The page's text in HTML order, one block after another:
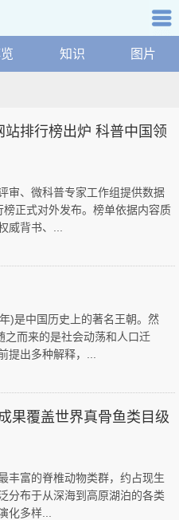
航
知识 图片
排行榜出炉 科普中国领
审、微科普专家工作组提供数据
正式对外发布。榜单依据内容质
威背书、...
)是中国历史上的著名王朝。然
而来的是社会动荡和人口迁
提出多种解释，...
果覆盖世界真骨鱼类目级
富的脊椎动物类群，约占现生
分布于从深海到高原湖泊的各类
化多样...